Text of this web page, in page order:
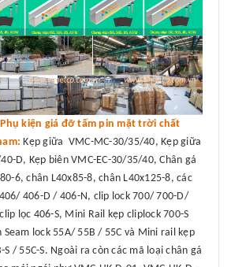
Phụ kiện giá đỡ tấm pin mặt trời chất
Kẹp giữa VMC-MC-30/35/40, Kẹp giữa
D, Kẹp biên VMC-EC-30/35/40, Chân gá
6, chân L40x85-8, chân L40x125-8, các
406-D / 406-N, clip lock 700/ 700-D/
lọc 406-S, Mini Rail kẹp cliplock 700-S
Seam lock 55A/ 55B / 55C và Mini rail kẹp
S / 55C-S. Ngoài ra còn các mã loại chân gá